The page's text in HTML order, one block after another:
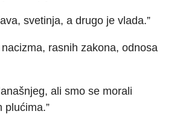
svetinja, a drugo je vlada.”
rasnih zakona, odnosa
ali smo se morali
plućima.”